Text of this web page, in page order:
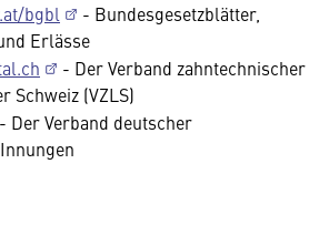
bgbl
- Bundesgesetzblätter,
Erlässe
- Der Verband zahntechnischer
Schweiz (VZLS)
- Der Verband deutscher